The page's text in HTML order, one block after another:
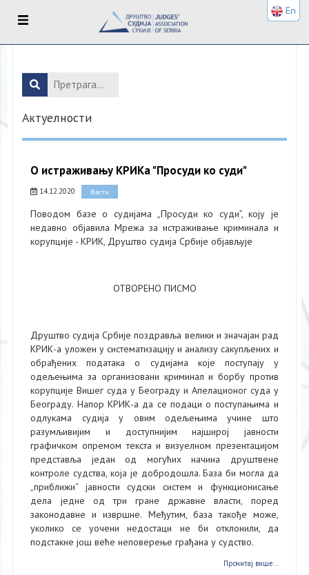
Актуелности
О истраживању КРИКа "Просуди ко суди"
14.12.2020 Вести
Поводом базе о судијама „Просуди ко суди”, коју је
недавно објавила Мрежа за истраживање криминала и
корупције - КРИК, Друштво судија Србије објављује
ОТВОРЕНО ПИСМО
Друштво судија Србије поздравља велики и значајан рад
КРИК-а уложен у систематизацију и анализу сакупљених и
обрађених података о судијама које поступају у
одељењима за организовани криминал и борбу против
корупције Вишег суда у Београду и Апелационог суда у
Београду. Напор КРИК-а да се подаци о поступањима и
одлукама судија у овим одељењима учине што
разумљивијим и доступнијим најширој јавности
графичком опремом текста и визуелном презентацијом
представља један од могућих начина друштвене
контроле судства, која је добродошла. База би могла да
„приближи“ јавности судски систем и функционисање
дела једне од три гране државне власти, поред
законодавне и извршне. Међутим, база такође може,
уколико се уочени недостаци не би отклонили, да
подстакне још веће неповерење грађана у судство.
Прочитај више...
En